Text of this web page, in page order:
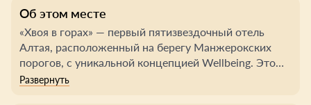
Об этом месте
«Хвоя в горах» — первый пятизвездочный отель
Алтая, расположенный на берегу Манжерокских
порогов, с уникальной концепцией Wellbeing. Это
отдых с заботой о здоровье без стресса: мягкие